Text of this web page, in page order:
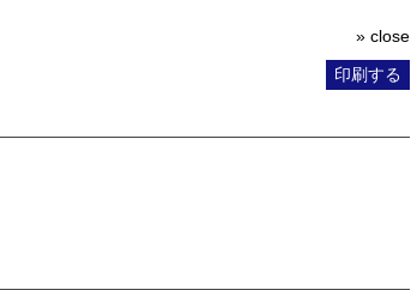
» close
印刷する